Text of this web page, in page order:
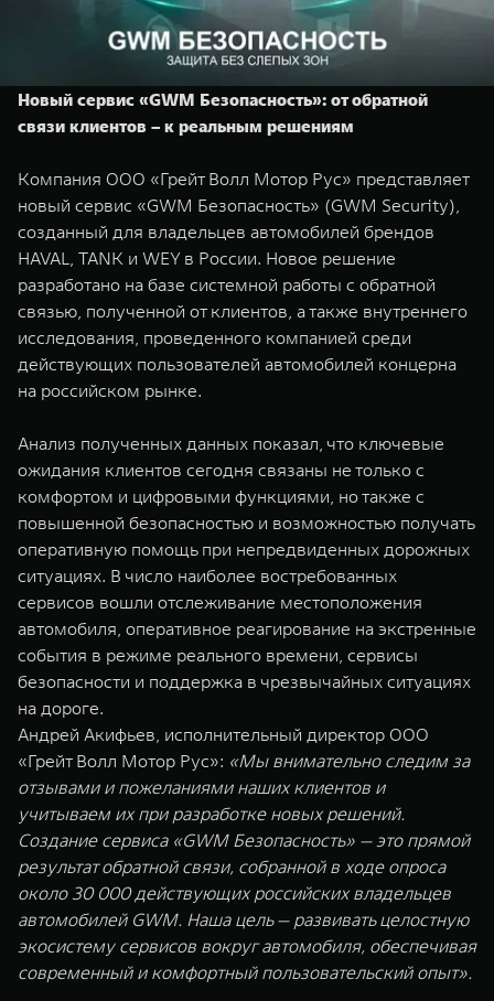
TANK 500
Веди за собой
от 6 499 000 ₽
TANK 700
от 10
WEY 07
от 6 149 000 ₽
WEY 05
Эстетика
от 5 699
WEY 80
Масштаб возможностей
от 6 449 000 ₽
WEY 80
Масштаб
от 8 099
TANK Финансы
Корпоративным клиентам
TANK ФИНАНСЫ
TANK Лизинг
TANK Страхование
Специальные предложения
Моторные масла
Цифровые сервисы TANK
Подписки
Новый сервис «GWM Безопасность»: от обратной
связи клиентов – к реальным решениям
Компания ООО «Грейт Волл Мотор Рус» представляет
новый сервис «GWM Безопасность» (GWM Security),
созданный для владельцев автомобилей брендов
HAVAL, TANK и WEY в России. Новое решение
разработано на базе системной работы с обратной
связью, полученной от клиентов, а также внутреннего
исследования, проведенного компанией среди
действующих пользователей автомобилей концерна
на российском рынке.
Анализ полученных данных показал, что ключевые
ожидания клиентов сегодня связаны не только с
комфортом и цифровыми функциями, но также с
повышенной безопасностью и возможностью получать
оперативную помощь при непредвиденных дорожных
ситуациях. В число наиболее востребованных
сервисов вошли отслеживание местоположения
автомобиля, оперативное реагирование на экстренные
события в режиме реального времени, сервисы
безопасности и поддержка в чрезвычайных ситуациях
на дороге.
Андрей Акифьев, исполнительный директор ООО
«Грейт Волл Мотор Рус»: «Мы внимательно следим за
отзывами и пожеланиями наших клиентов и
учитываем их при разработке новых решений.
Создание сервиса «GWM Безопасность» — это прямой
результат обратной связи, собранной в ходе опроса
около 30 000 действующих российских владельцев
автомобилей GWM. Наша цель — развивать целостную
экосистему сервисов вокруг автомобиля, обеспечивая
современный и комфортный пользовательский опыт».